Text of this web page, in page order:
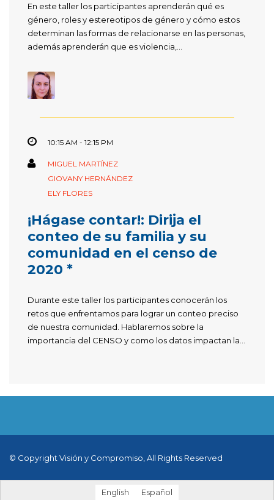
En este taller los participantes aprenderán qué es
género, roles y estereotipos de género y cómo estos
determinan las formas de relacionarse en las personas,
además aprenderán que es violencia,...
10:15 AM - 12:15 PM
MIGUEL MARTÍNEZ
GIOVANY HERNÁNDEZ
ELY FLORES
¡Hágase contar!: Dirija el
conteo de su familia y su
comunidad en el censo de
2020 *
Durante este taller los participantes conocerán los
retos que enfrentamos para lograr un conteo preciso
de nuestra comunidad. Hablaremos sobre la
importancia del CENSO y como los datos impactan la...
© Copyright Visión y Compromiso, All Rights Reserved
English Español